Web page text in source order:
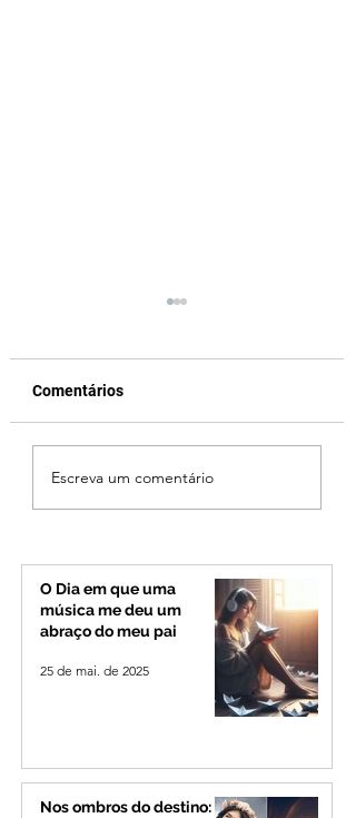
Ciclone bomba no Sul
deve provocar rajadas
de vento e calor
Alto Paranaíba
Comentários
Escreva um comentário
O Dia em que uma
música me deu um
abraço do meu pai
25 de mai. de 2025
Nos ombros do destino: